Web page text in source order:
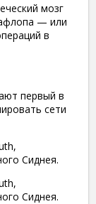
мозг
— или
в
первый в
сети
Сиднея.
Сиднея.